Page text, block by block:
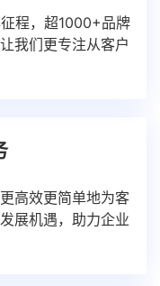
程，超1000+品牌
我们更专注从客户
高效更简单地为客
展机遇，助力企业